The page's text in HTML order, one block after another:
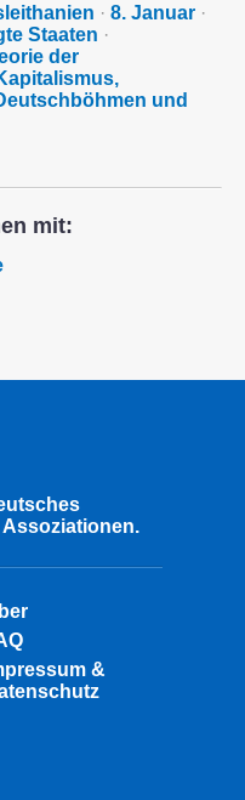
· 8. Januar ·
Staaten ·
der
und
mit:
&